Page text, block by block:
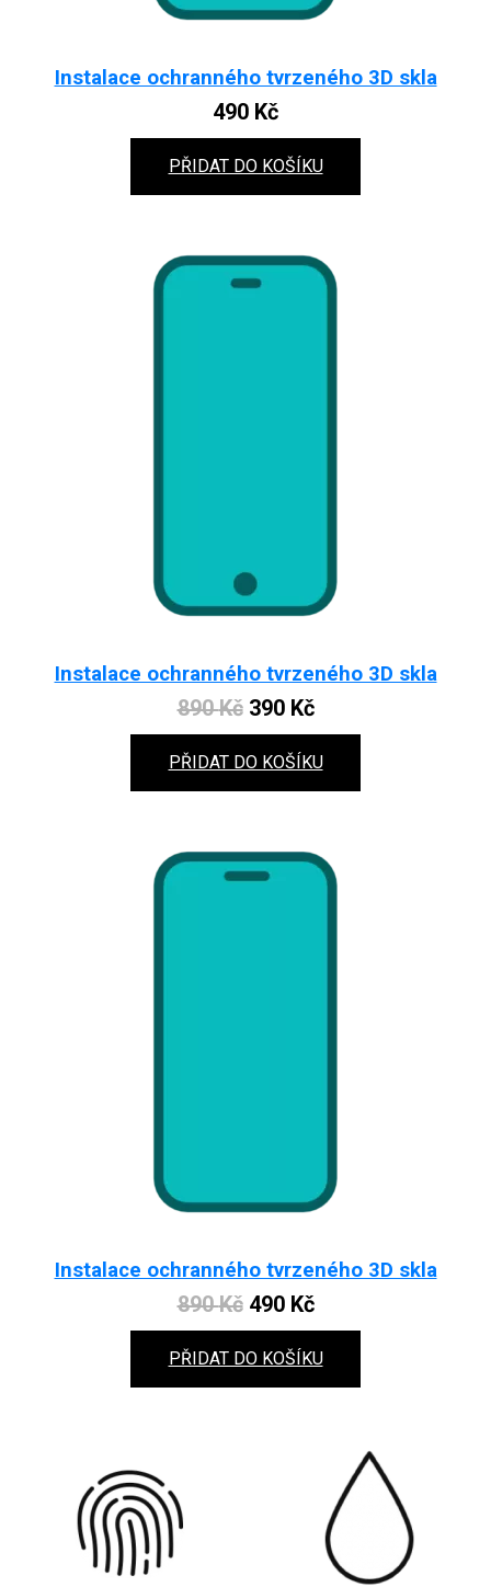
Instalace ochranného tvrzeného 3D skla
490 Kč
PŘIDAT DO KOŠÍKU
Instalace ochranného tvrzeného 3D skla
890Kč Original
price
was:
890 Kč.
390 KčCurrent
price
is:
390 Kč.
PŘIDAT DO KOŠÍKU
Instalace ochranného tvrzeného 3D skla
890Kč Original
price
was:
890 Kč.
490 KčCurrent
price
is:
490 Kč.
PŘIDAT DO KOŠÍKU